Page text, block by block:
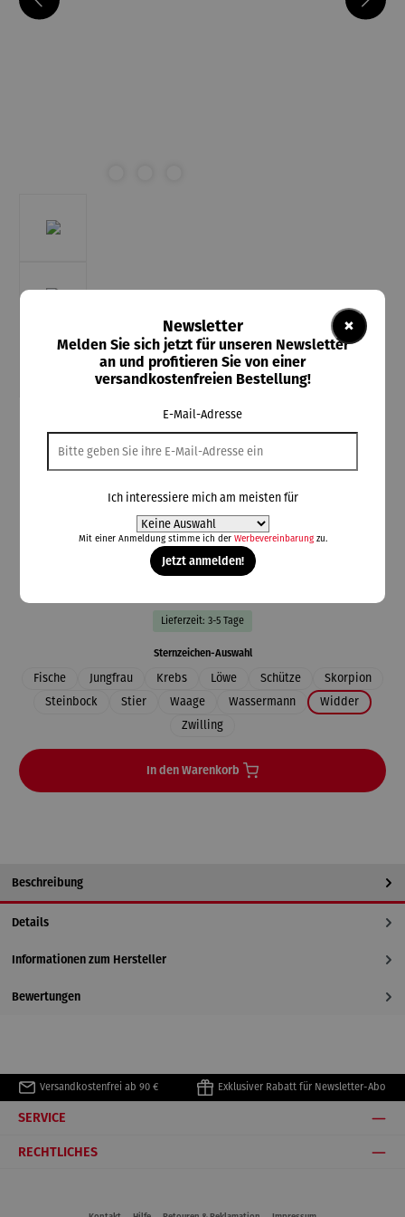
Triangel Schmuckdesign
Kette mit Anhänger | Sternbild
229,00 €
Preise inkl. MwSt. zzgl. Versandkosten
Lieferzeit: 3-5 Tage
Sternzeichen-Auswahlauswählen
Fische Jungfrau Krebs Löwe Schütze
Skorpion
Steinbock
Stier Waage Wassermann
Widder
Zwilling
In den Warenkorb
Beschreibung
Details
Informationen zum Hersteller
Bewertungen
Versandkostenfrei ab 90 € Exklusiver Rabatt für Newsletter-Abo
SERVICE
RECHTLICHES
×
Newsletter
Melden Sie sich jetzt für unseren Newsletter
an und profitieren Sie von einer
versandkostenfreien Bestellung!
E-Mail-Adresse
Ich interessiere mich am meisten für
Mit einer Anmeldung stimme ich der Werbevereinbarungzu.
Jetzt anmelden!